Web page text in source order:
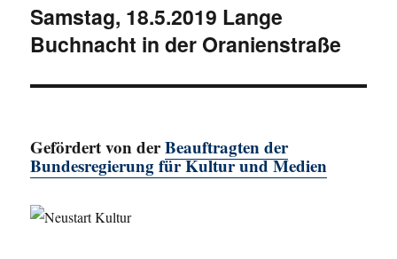
Nächster
Beitrag:
Samstag, 18.5.2019 Lange
Buchnacht in der Oranienstraße
Gefördert von derBeauftragten der
Bundesregierung für Kultur und Medien